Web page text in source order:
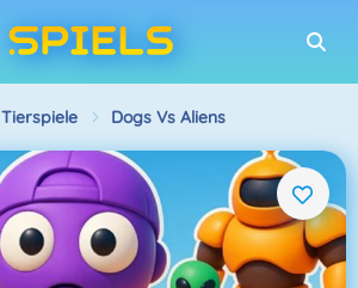
Tierspiele Dogs Vs Aliens